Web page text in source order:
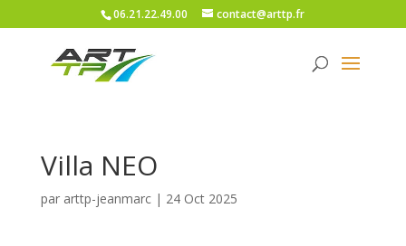
06.21.22.49.00 contact@arttp.fr
Villa NEO
par arttp-jeanmarc| 24 Oct 2025